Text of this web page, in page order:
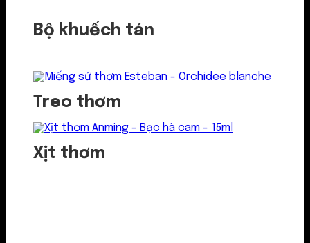
Bộ khuếch tán
Treo thơm
Xịt thơm